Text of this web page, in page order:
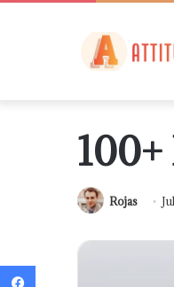
Rojas
Facebook